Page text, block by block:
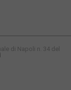
di Napoli n. 34 del